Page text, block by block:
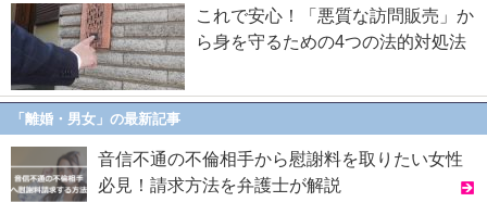
これで安心！「悪質な訪問販売」か
ら身を守るための4つの法的対処法
「離婚・男女」の最新記事
音信不通の不倫相手から慰謝料を取りたい女性
必見！請求方法を弁護士が解説